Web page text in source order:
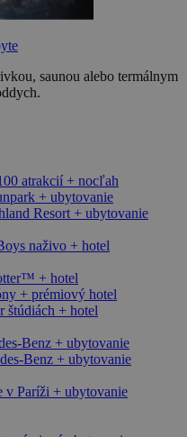
saunou alebo termálnym
atrakcií + nocľah
+ ubytovanie
Resort + ubytovanie
naživo + hotel
+ hotel
+ prémiový hotel
štúdiách + hotel
Benz + ubytovanie
Benz + ubytovanie
v Paríži + ubytovanie